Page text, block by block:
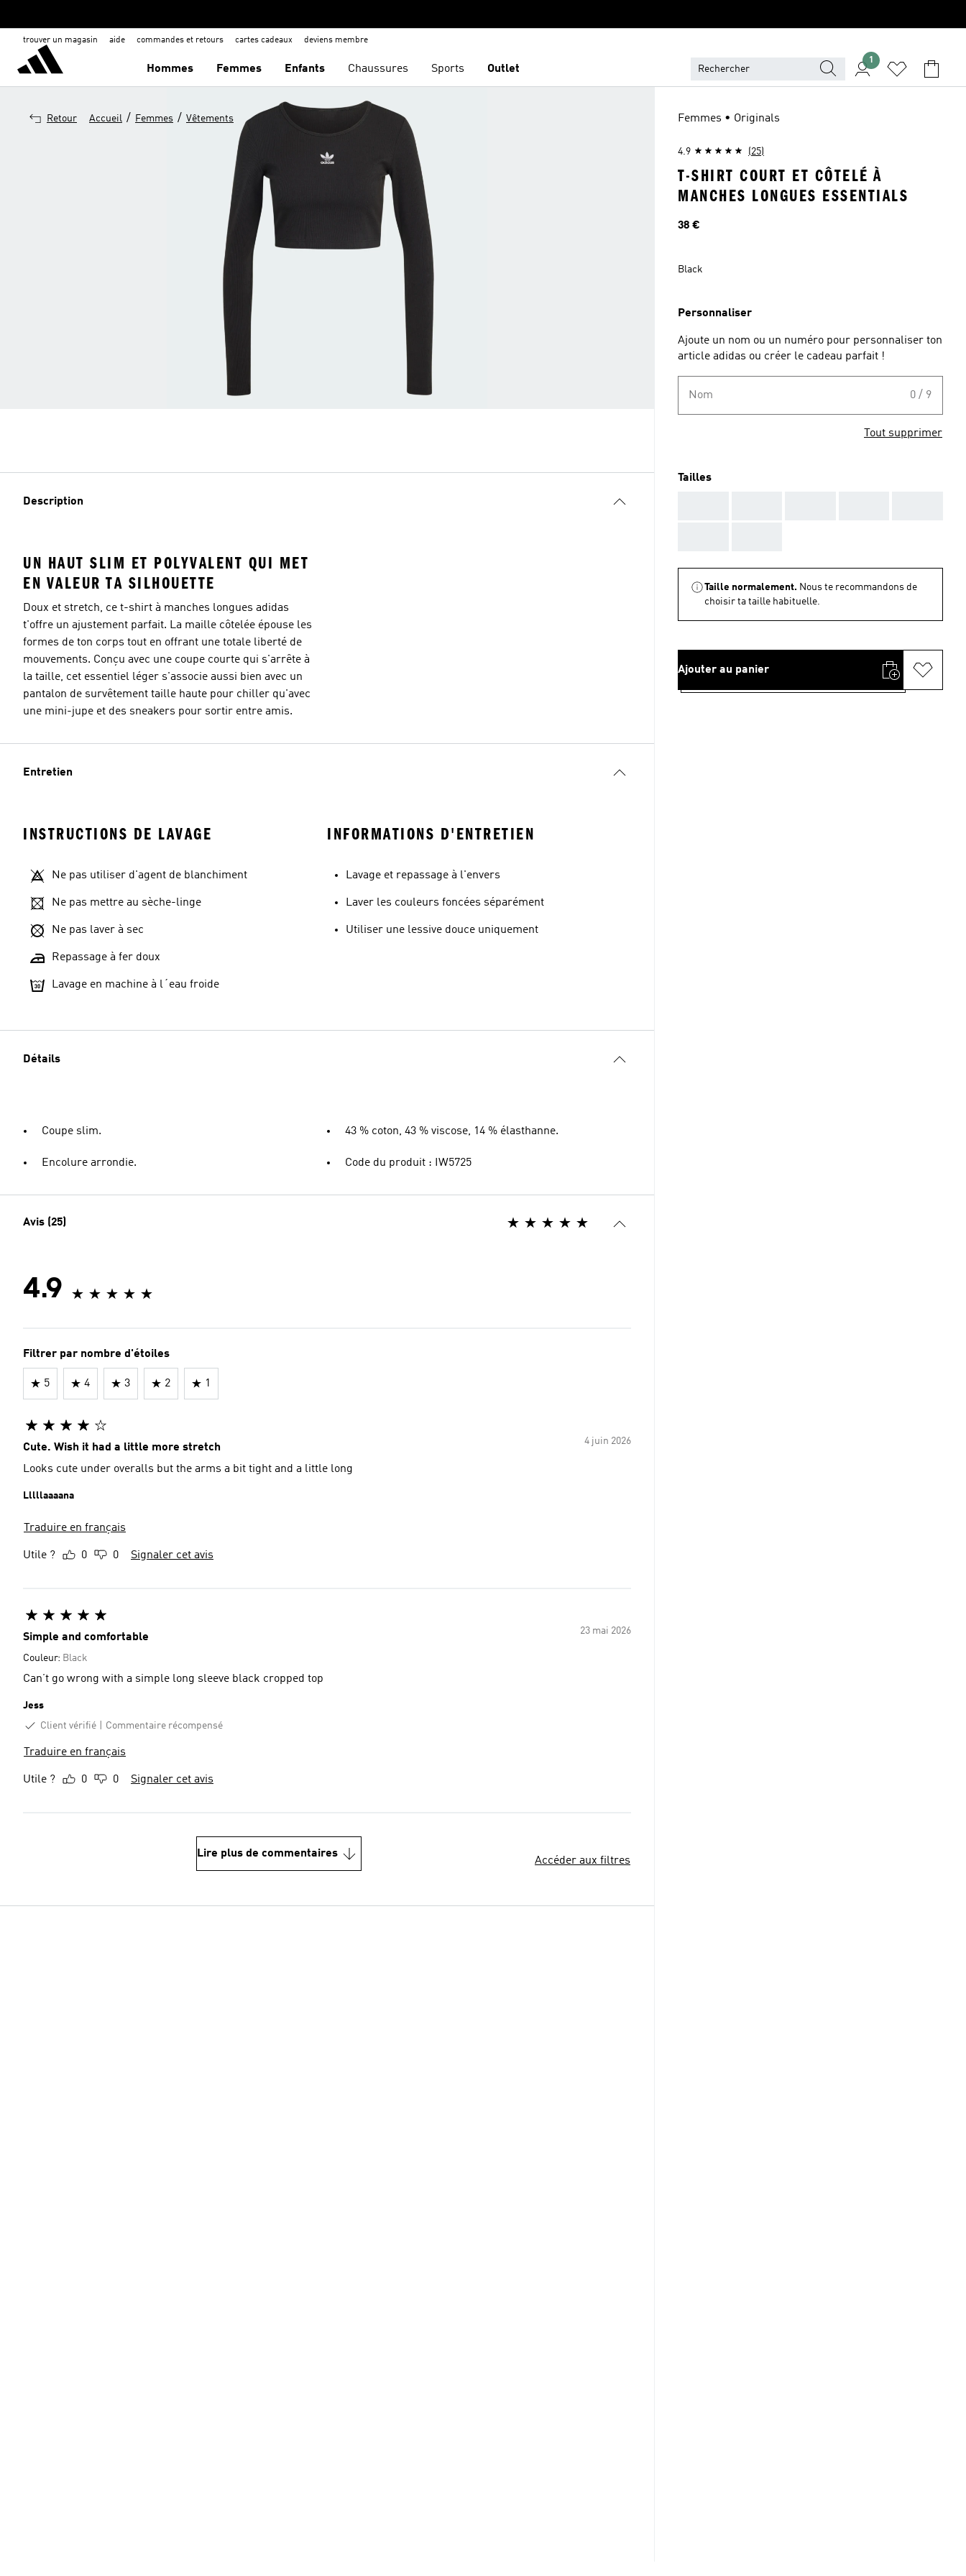
trouver un magasin aide commandes et retours cartes cadeaux deviens membre
Hommes Femmes Enfants Chaussures Sports Outlet
1
Retour Accueil / Femmes / Vêtements
Description
UN HAUT SLIM ET POLYVALENT QUI MET
EN VALEUR TA SILHOUETTE
Doux et stretch, ce t-shirt à manches longues adidas
t'offre un ajustement parfait. La maille côtelée épouse les
formes de ton corps tout en offrant une totale liberté de
mouvements. Conçu avec une coupe courte qui s'arrête à
la taille, cet essentiel léger s'associe aussi bien avec un
pantalon de survêtement taille haute pour chiller qu'avec
une mini-jupe et des sneakers pour sortir entre amis.
Entretien
INSTRUCTIONS DE LAVAGE
Ne pas utiliser d'agent de blanchiment
Ne pas mettre au sèche-linge
Ne pas laver à sec
Repassage à fer doux
Lavage en machine à l´eau froide
INFORMATIONS D'ENTRETIEN
Lavage et repassage à l'envers
Laver les couleurs foncées séparément
Utiliser une lessive douce uniquement
Détails
Coupe slim.
Encolure arrondie.
43 % coton, 43 % viscose, 14 % élasthanne.
Code du produit : IW5725
Avis (25)
4.9
Filtrer par nombre d'étoiles
5 4 3 2 1
4 juin 2026
Cute. Wish it had a little more stretch
Looks cute under overalls but the arms a bit tight and a little long
Lllllaaaana
Traduire en français
Utile ? 0 0 Signaler cet avis
23 mai 2026
Simple and comfortable
Couleur: Black
Can’t go wrong with a simple long sleeve black cropped top
Jess
Client vérifié
Commentaire récompensé
Traduire en français
Utile ? 0 0 Signaler cet avis
Lire plus de commentaires
Accéder aux filtres
Femmes • Originals
4.9 (25)
T-SHIRT COURT ET CÔTELÉ À
MANCHES LONGUES ESSENTIALS
Prix
38 €
Black
Personnaliser
Ajoute un nom ou un numéro pour personnaliser ton
article adidas ou créer le cadeau parfait !
Nom 0 / 9
Tout supprimer
Tailles
Taille normalement. Nous te recommandons de
choisir ta taille habituelle.
Ajouter au panier